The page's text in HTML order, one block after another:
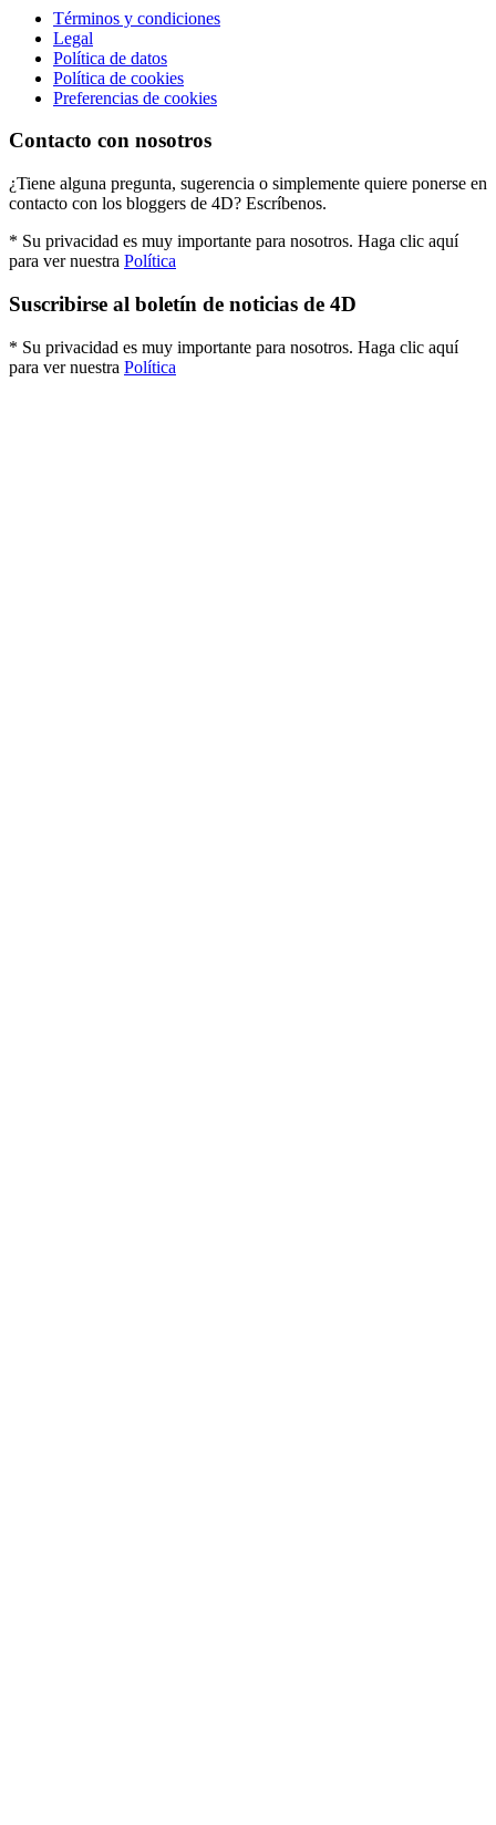
Términos y condiciones
Legal
Política de datos
Política de cookies
Preferencias de cookies
Contacto con nosotros
¿Tiene alguna pregunta, sugerencia o simplemente quiere ponerse en
contacto con los bloggers de 4D? Escríbenos.
* Su privacidad es muy importante para nosotros. Haga clic aquí
para ver nuestra Política
Suscribirse al boletín de noticias de 4D
* Su privacidad es muy importante para nosotros. Haga clic aquí
para ver nuestra Política